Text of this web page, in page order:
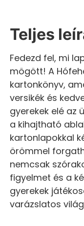
Teljes
Fedezd fel, mi
mögött! A
kartonkönyv,
versikék és
gyerekek elé az
a kihajtható
kartonlapokkal
örömmel
nemcsak
figyelmet és a
gyerekek
varázslatos